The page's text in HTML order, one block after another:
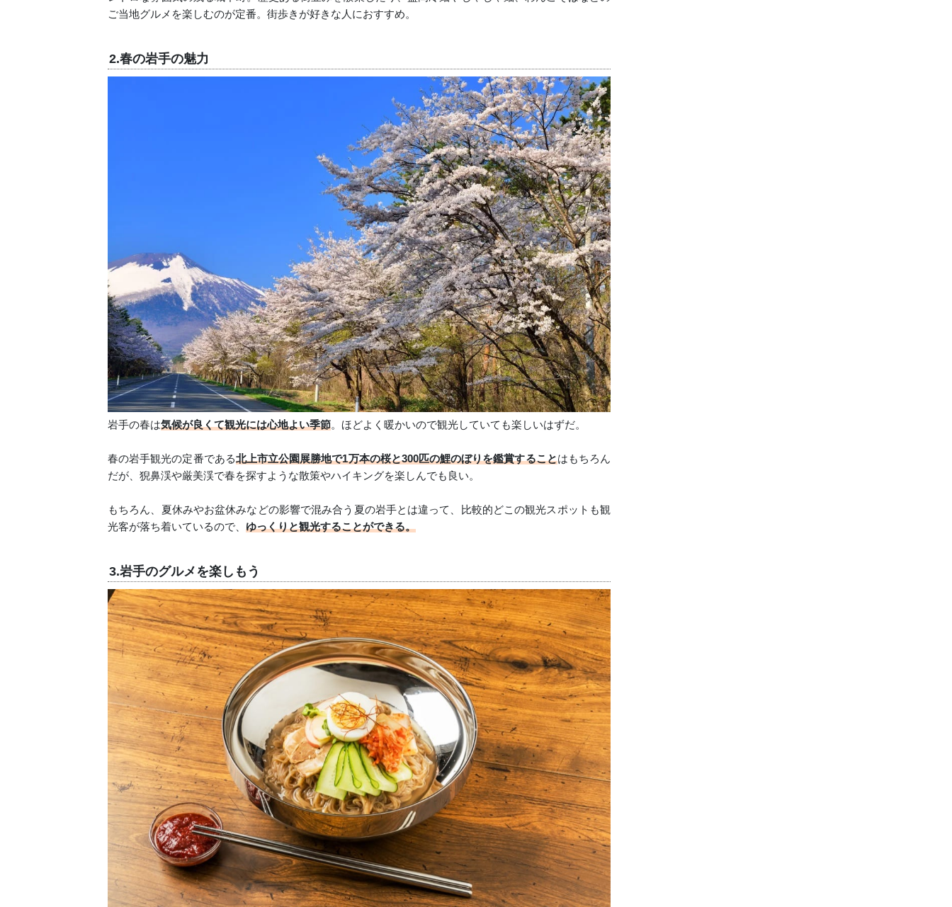
ご当地グルメを楽しむのが定番。街歩きが好きな人におすすめ。
2.春の岩手の魅力
岩手の春は気候が良くて観光には心地よい季節。ほどよく暖かいので観光していても楽しいはずだ。
春の岩手観光の定番である北上市立公園展勝地で1万本の桜と300匹の鯉のぼりを鑑賞することはもちろん
だが、猊鼻渓や厳美渓で春を探すような散策やハイキングを楽しんでも良い。
もちろん、夏休みやお盆休みなどの影響で混み合う夏の岩手とは違って、比較的どこの観光スポットも観
光客が落ち着いているので、 ゆっくりと観光することができる。
3.岩手のグルメを楽しもう